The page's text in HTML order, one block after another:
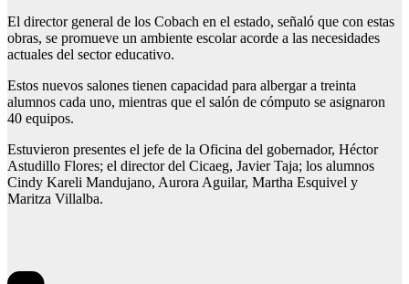
El director general de los Cobach en el estado, señaló que con estas
obras, se promueve un ambiente escolar acorde a las necesidades
actuales del sector educativo.
Estos nuevos salones tienen capacidad para albergar a treinta
alumnos cada uno, mientras que el salón de cómputo se asignaron
40 equipos.
Estuvieron presentes el jefe de la Oficina del gobernador, Héctor
Astudillo Flores; el director del Cicaeg, Javier Taja; los alumnos
Cindy Kareli Mandujano, Aurora Aguilar, Martha Esquivel y
Maritza Villalba.